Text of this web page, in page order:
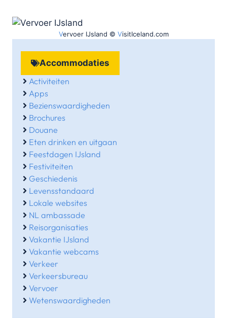
Vervoer IJsland © VisitIceland.com
Accommodaties
Activiteiten
Apps
Bezienswaardigheden
Brochures
Douane
Eten drinken en uitgaan
Feestdagen IJsland
Festiviteiten
Geschiedenis
Levensstandaard
Lokale websites
NL ambassade
Reisorganisaties
Vakantie IJsland
Vakantie webcams
Verkeer
Verkeersbureau
Vervoer
Wetenswaardigheden